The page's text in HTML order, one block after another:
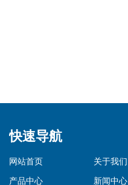
快速导航
网站首页
关于我们
产品中心
新闻中心